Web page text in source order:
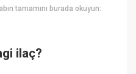
tamamını burada okuyun:
ilaç?